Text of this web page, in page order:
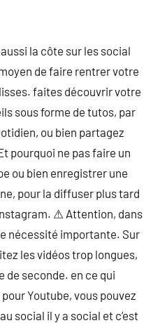
la côte sur les social
de faire rentrer votre
faites découvrir votre
sous forme de tutos, par
ou bien partagez
pourquoi ne pas faire un
ou bien enregistrer une
pour la diffuser plus tard
⚠ Attention, dans
nécessité importante. Sur
les vidéos trop longues,
seconde. en ce qui
Youtube, vous pouvez
social il y a social et c’est